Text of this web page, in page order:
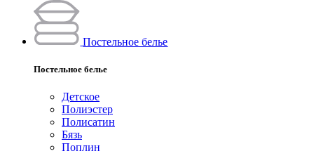
Постельное белье
Постельное белье
Детское
Полиэстeр
Полисатин
Бязь
Поплин